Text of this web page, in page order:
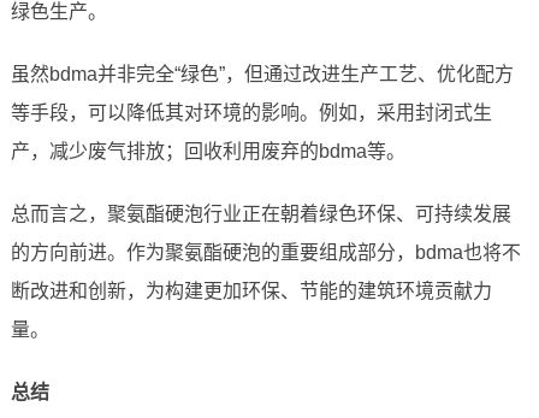
绿色生产。
虽然bdma并非完全“绿色”，但通过改进生产工艺、优化配方
等手段，可以降低其对环境的影响。例如，采用封闭式生
产，减少废气排放；回收利用废弃的bdma等。
总而言之，聚氨酯硬泡行业正在朝着绿色环保、可持续发展
的方向前进。作为聚氨酯硬泡的重要组成部分，bdma也将不
断改进和创新，为构建更加环保、节能的建筑环境贡献力
量。
总结